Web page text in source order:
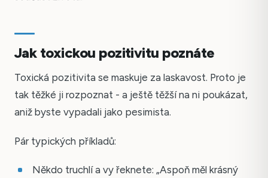
Jak toxickou pozitivitu poznáte
Toxická pozitivita se maskuje za laskavost. Proto je
tak těžké ji rozpoznat - a ještě těžší na ni poukázat,
aniž byste vypadali jako pesimista.
Pár typických příkladů:
Někdo truchlí a vy řeknete: „Aspoň měl krásný